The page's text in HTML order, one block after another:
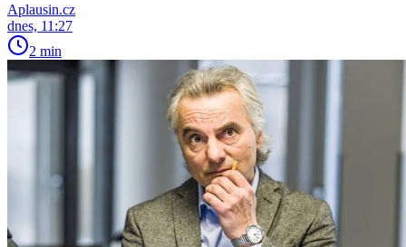
Aplausin.cz
dnes, 11:27
2 min